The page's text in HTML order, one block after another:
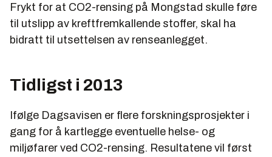
Frykt for at CO2-rensing på Mongstad skulle føre
til utslipp av kreftfremkallende stoffer, skal ha
bidratt til utsettelsen av renseanlegget.
Tidligst i 2013
Ifølge Dagsavisen er flere forskningsprosjekter i
gang for å kartlegge eventuelle helse- og
miljøfarer ved CO2-rensing. Resultatene vil først